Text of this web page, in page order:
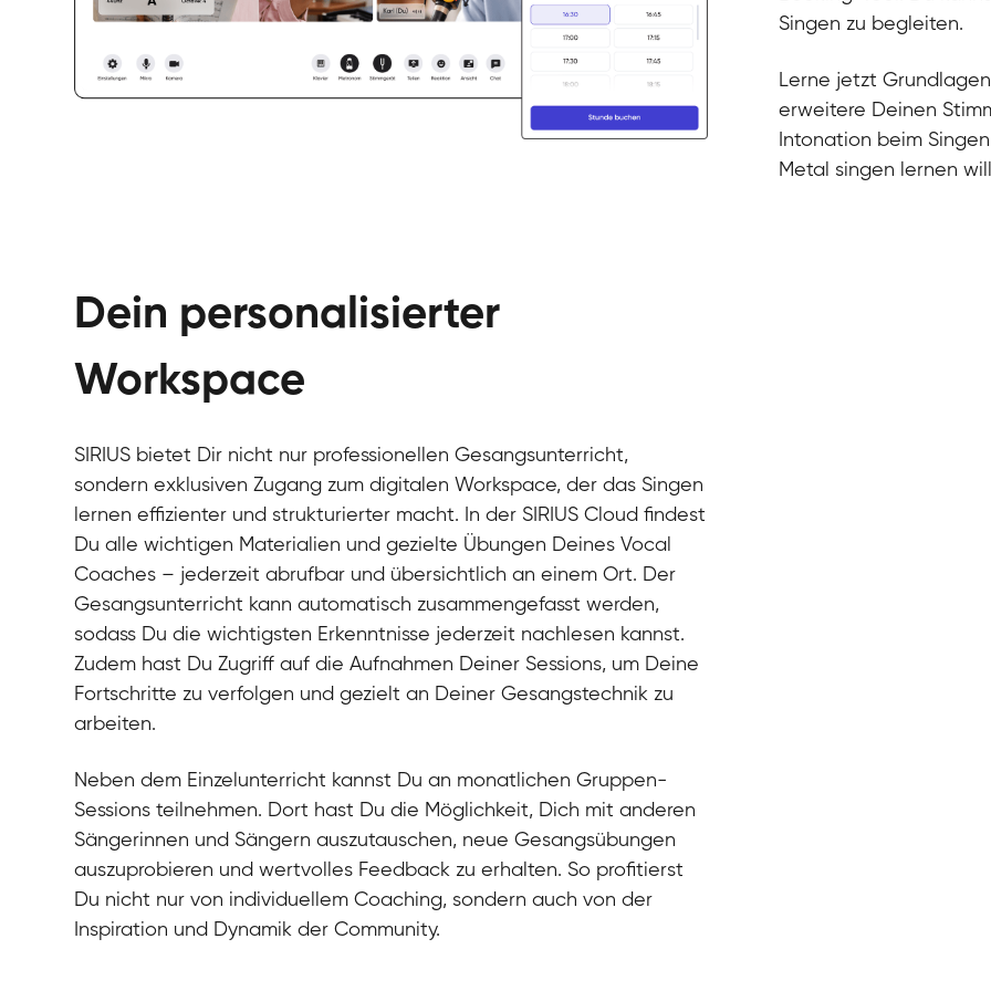
Gesang /
Klara
Gesang /
Ela
Gesang /
Singen zu begleiten.
Lerne jetzt
erweitere Deinen
Intonation beim
Metal singen lernen
Dein personalisierter
Workspace
SIRIUS bietet Dir nicht nur professionellen Gesangsunterricht,
sondern exklusiven Zugang zum digitalen Workspace, der das Singen
lernen effizienter und strukturierter macht. In der SIRIUS Cloud findest
Du alle wichtigen Materialien und gezielte Übungen Deines Vocal
Coaches – jederzeit abrufbar und übersichtlich an einem Ort. Der
Gesangsunterricht kann automatisch zusammengefasst werden,
sodass Du die wichtigsten Erkenntnisse jederzeit nachlesen kannst.
Zudem hast Du Zugriff auf die Aufnahmen Deiner Sessions, um Deine
Fortschritte zu verfolgen und gezielt an Deiner Gesangstechnik zu
arbeiten.
Neben dem Einzelunterricht kannst Du an monatlichen Gruppen-
Sessions teilnehmen. Dort hast Du die Möglichkeit, Dich mit anderen
Sängerinnen und Sängern auszutauschen, neue Gesangsübungen
auszuprobieren und wertvolles Feedback zu erhalten. So profitierst
Du nicht nur von individuellem Coaching, sondern auch von der
Inspiration und Dynamik der Community.